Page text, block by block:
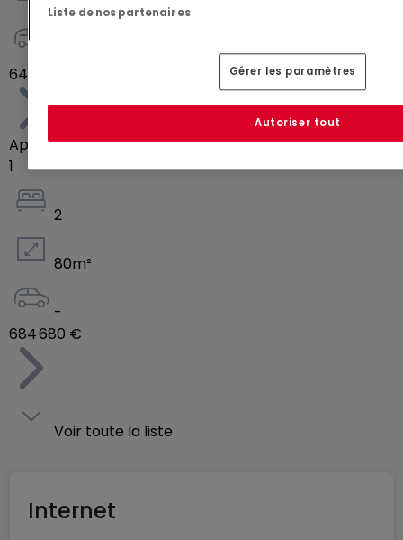
644 650 €
Appartement
1
2
80m²
-
684 680 €
Voir toute la liste
Internet
Liste de nos partenaires
Gérer les paramètres
Autoriser tout